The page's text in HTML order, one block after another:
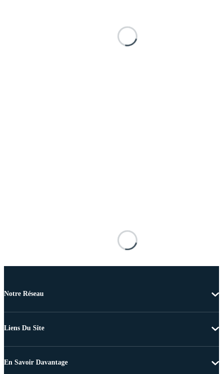
Notre Réseau
Liens Du Site
En Savoir Davantage